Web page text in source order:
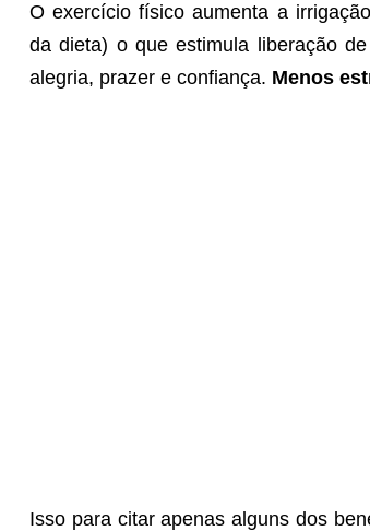
O exercício físico aumenta a
da dieta) o que estimula liberação
alegria, prazer e confiança. Menos
Isso para citar apenas alguns dos